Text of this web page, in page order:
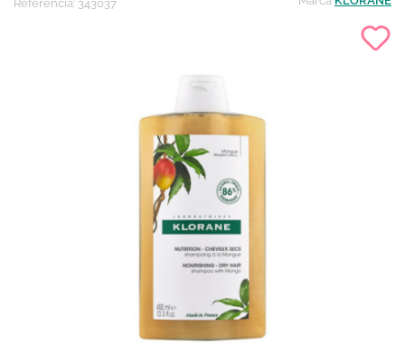
Referencia: 343037